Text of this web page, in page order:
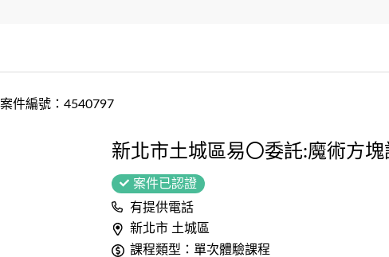
案件編號：4540797
新北市土城區易〇委託:魔術方塊
案件已認證
有提供電話
新北市 土城區
課程類型：單次體驗課程